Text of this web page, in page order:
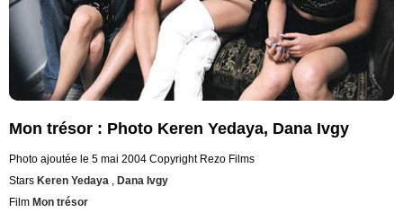
Mon trésor : Photo Keren Yedaya, Dana Ivgy
Photo ajoutée le 5 mai 2004 Copyright Rezo Films
Stars Keren Yedaya , Dana Ivgy
Film Mon trésor